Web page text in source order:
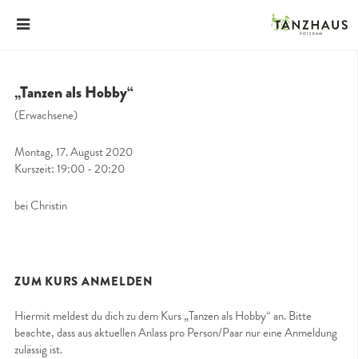
„Tanzen als Hobby“
(Erwachsene)
Montag, 17. August 2020
Kurszeit: 19:00 - 20:20
bei Christin
ZUM KURS ANMELDEN
Hiermit meldest du dich zu dem Kurs „Tanzen als Hobby“ an. Bitte
beachte, dass aus aktuellen Anlass pro Person/Paar nur eine Anmeldung
zulässig ist.